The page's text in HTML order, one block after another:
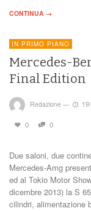
CONTINUA →
IN PRIMO PIANO
Mercedes-
Final Edition
Redazione —
0 0
Due saloni, due
Mercedes-Amg
ed al Tokio Motor
dicembre 2013) la S
cilindri, alimentazione